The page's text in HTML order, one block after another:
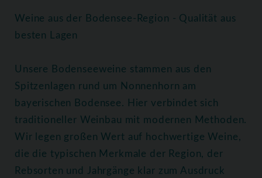
Weine aus der Bodensee-Region - Qualität aus
besten Lagen
Unsere Bodenseeweine stammen aus den
Spitzenlagen rund um Nonnenhorn am
bayerischen Bodensee. Hier verbindet sich
traditioneller Weinbau mit modernen Methoden.
Wir legen großen Wert auf hochwertige Weine,
die die typischen Merkmale der Region, der
Rebsorten und Jahrgänge klar zum Ausdruck